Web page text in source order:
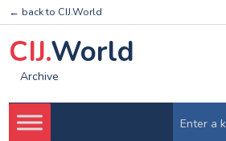
← back to CIJ.World
CIJ.World
Archive